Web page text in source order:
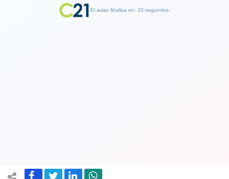
El aviso finaliza en: 19 segundos.